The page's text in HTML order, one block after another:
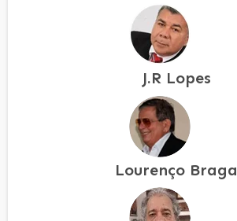
J.R Lopes
Lourenço Braga